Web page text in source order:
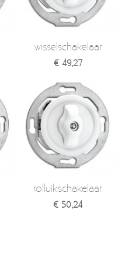
wisselschakelaar
€ 49,27
rolluikschakelaar
€ 50,24